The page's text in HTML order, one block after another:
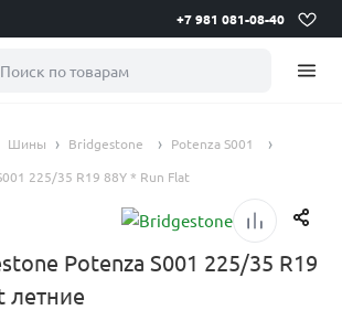
+7 981 081-08-40
Поиск по товарам
Шины Bridgestone
Potenza S001
225/35 R19 88Y * Run Flat
Potenza S001 225/35 R19
летние